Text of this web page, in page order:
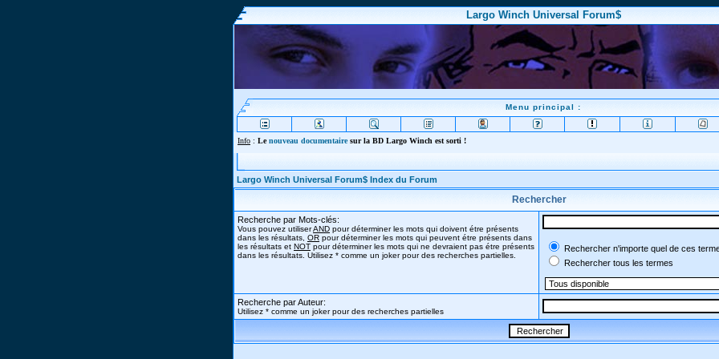
Largo Winch Universal Forum$
Menu principal :
Info : Lenouveau documentairesur la BD Largo Winch est sorti !
Largo Winch Universal Forum$ Index du Forum
Rechercher
Recherche par Mots-clés:
Vous pouvez utiliserAND pour déterminer les mots qui doivent étre présents
dans les résultats, OR pour déterminer les mots qui peuvent étre présents dans
les résultats et NOT pour déterminer les mots qui ne devraient pas étre présents
dans les résultats. Utilisez * comme un joker pour des recherches partielles.
Rechercher n'importe quel de ces
Rechercher tous les termes
Recherche par Auteur:
Utilisez * comme un joker pour des recherches partielles